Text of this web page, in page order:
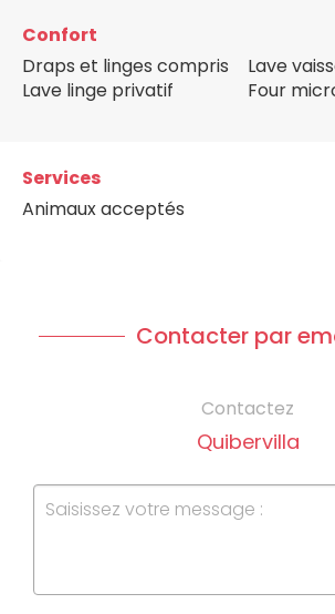
Confort
Draps et linges compris
Lave linge privatif
Lave
Four
Services
Animaux acceptés
Contacter par
Contactez
Quibervilla